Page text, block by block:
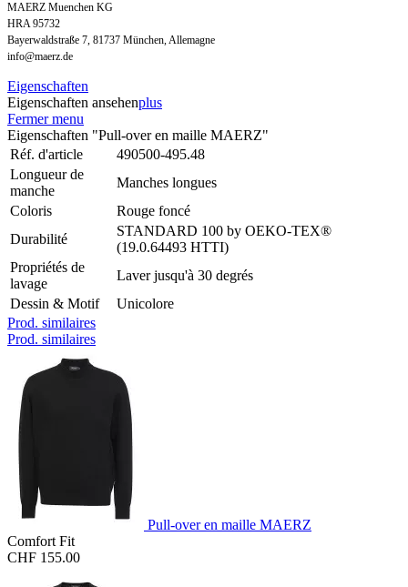
MAERZ Muenchen KG
HRA 95732
Bayerwaldstraße 7, 81737 München, Allemagne
info@maerz.de
Eigenschaften
Eigenschaften ansehenplus
Fermer menu
Eigenschaften "Pull-over en maille MAERZ"
Réf. d'article
490500-495.48
Longueur de
manche
Manches longues
Coloris
Rouge foncé
Durabilité
STANDARD 100 by OEKO-TEX®
(19.0.64493 HTTI)
Propriétés de
lavage
Laver jusqu'à 30 degrés
Dessin & Motif
Unicolore
Prod. similaires
Prod. similaires
Pull-over en maille MAERZ
Comfort Fit
CHF 155.00